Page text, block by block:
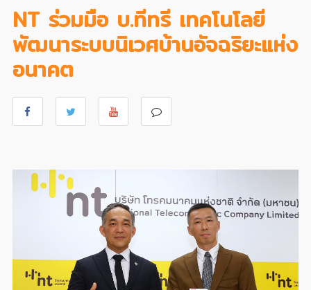
NT ร่วมมือ บ.ทีทรี เทคโนโลยี
พัฒนาระบบนิเวศบ้านอัจฉริยะแห่ง
อนาคต